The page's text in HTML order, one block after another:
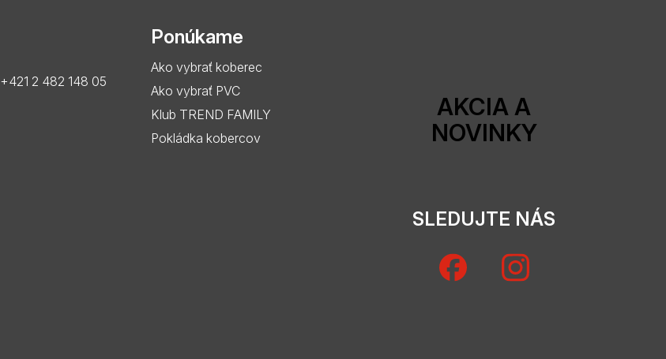
+421 2 482 148 05
Ponúkame
Ako vybrať koberec
Ako vybrať PVC
Klub TREND FAMILY
Pokládka kobercov
AKCIA A
NOVINKY
SLEDUJTE NÁS